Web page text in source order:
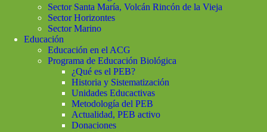
Sector Santa María, Volcán Rincón de la Vieja
Sector Horizontes
Sector Marino
Educación
Educación en el ACG
Programa de Educación Biológica
¿Qué es el PEB?
Historia y Sistematización
Unidades Educactivas
Metodología del PEB
Actualidad, PEB activo
Donaciones